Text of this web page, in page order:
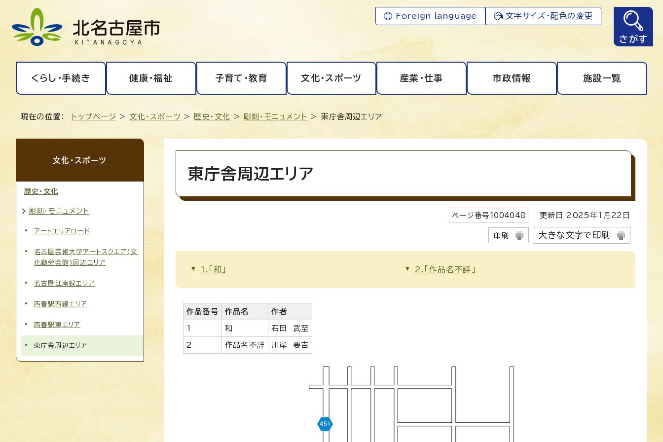
Foreign language 文字サイズ・配色の変更
さがす
くらし・手続き 健康・福祉 子育て・教育 文化・スポーツ 産業・仕事 市政情報 施設一覧
現在の位置： トップページ > 文化・スポーツ >歴史・文化 >彫刻・モニュメント > 東庁舎周辺エリア
東庁舎周辺エリア
ページ番号1004048 更新日 2025 年1月 22 日
印刷 大きな文字で印刷
1.「和」 2.「作品名不詳」
作品番号 作品名 作者
1 和 石田 武至
2 作品名不詳 川岸 要吉
文化・スポーツ
歴史・文化
彫刻・モニュメント
アートエリアロード
名古屋芸術大学アートスクエア(文
化勤労会館)周辺エリア
名古屋江南線エリア
西春駅西線エリア
西春駅東エリア
東庁舎周辺エリア